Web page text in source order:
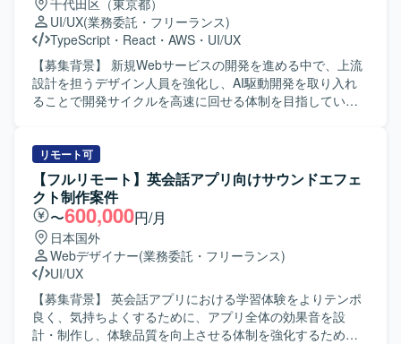
決を促進していただきます。 機能開発・負債解消・技術投
資のバランスを考慮した開発ロードマップを策定し、その
実現をリードしていただきます。 AI駆動開発を前提とした
チーム運営を行い、メンバーが開発に集中できる環境を整
備していただきます。 開発チームの機能デリバリーの責任
者として、チーム全体のアウトプット品質と速度に責任を
ていただける方を求めています。 ドメイン知識とAI技術を
組み合わせて価値あるプロダクトを創出することに意欲的
で、関係者と協働しながら主体的に課題解決を進めていた
だける方が望ましいです。 【ポジションの魅力】 新規プロ
ダクトの立ち上げ初期フェーズから参画し、プロダクトコ
ンセプトの具体化や根幹機能の設計・実装に大きな裁量を
持って関われます。 AIの精度向上やカバー範囲拡大、外部
サービスとの連携強化といった重要テーマに主導的に取り
組み、AIが業務を遂行する世界観の実現に直結する開発経
験を積むことができます。 【開発環境】 詳細な技術スタッ
クや使用ツールは専用ドキュメントに整理されており、
千代田区（東京都）
UI/UX(業務委託・フリーランス)
TypeScript ・ React ・ AWS ・ UI/UX
【募集背景】 新規Webサービスの開発を進める中で、上流
設計を担うデザイン人員を強化し、AI駆動開発を取り入れ
ることで開発サイクルを高速に回せる体制を目指している
ます。ユーザーヒアリングを通じたニーズ・課題の把握、
ユーザーストーリーおよびユースケースの定義、業務フロ
ーの整理を行い、サービス全体の情報アーキテクチャ設計
と画面設計を実施していただきます。Figmaを用いたワイヤ
ーフレームやモックアップ、インタラクティブなプロトタ
イプの作成を行い、開発チームやステークホルダーと仕様
をすり合わせながら意思決定から実装までを一気通貫で推
進していただきます。また、競合サービスの調査・分析を
通じて自社サービスの改善点や差別化ポイントを明確に
し、実装後の動作確認や受入テスト、品質確認まで担当し
ていただきます。 【求める人物像】 素直で誠実に業務に向
リモート可
【フルリモート】英会話アプリ向けサウンドエフェ
クト制作案件
〜600,000円/月
日本国外
Webデザイナー(業務委託・フリーランス)
UI/UX
【募集背景】 英会話アプリにおける学習体験をよりテンポ
良く、気持ちよくするために、アプリ全体の効果音を設
計・制作し、体験品質を向上させる体制を強化するための